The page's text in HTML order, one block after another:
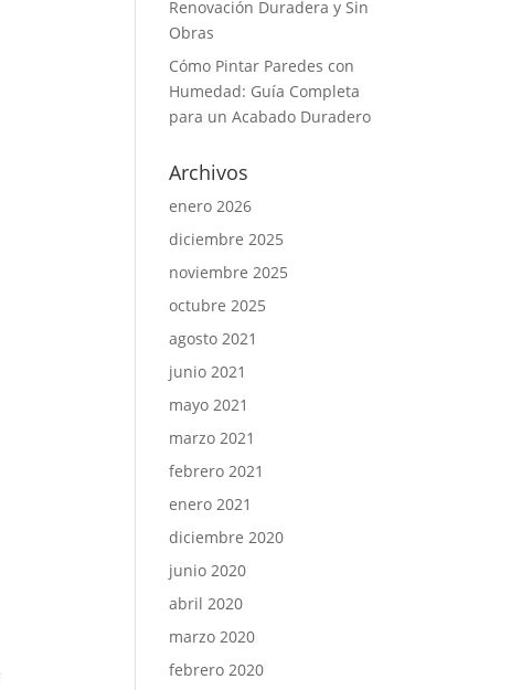
Renovación Duradera y Sin
Obras
Cómo Pintar Paredes con
Humedad: Guía Completa
para un Acabado Duradero
Archivos
enero 2026
diciembre 2025
noviembre 2025
octubre 2025
agosto 2021
junio 2021
mayo 2021
marzo 2021
febrero 2021
enero 2021
diciembre 2020
junio 2020
abril 2020
marzo 2020
febrero 2020